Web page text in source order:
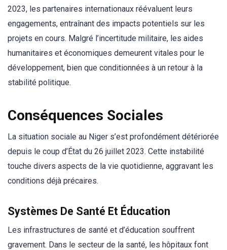
2023, les partenaires internationaux réévaluent leurs
engagements, entraînant des impacts potentiels sur les
projets en cours. Malgré l’incertitude militaire, les aides
humanitaires et économiques demeurent vitales pour le
développement, bien que conditionnées à un retour à la
stabilité politique.
Conséquences Sociales
La situation sociale au Niger s’est profondément détériorée
depuis le coup d’État du 26 juillet 2023. Cette instabilité
touche divers aspects de la vie quotidienne, aggravant les
conditions déjà précaires.
Systèmes De Santé Et Éducation
Les infrastructures de santé et d’éducation souffrent
gravement. Dans le secteur de la santé, les hôpitaux font